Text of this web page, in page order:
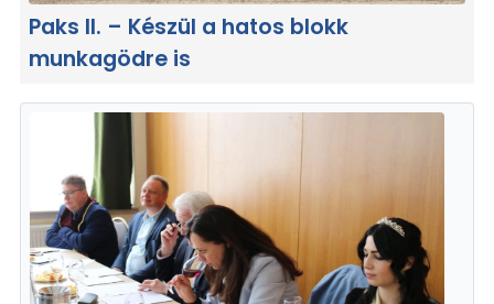
Paks II. – Készül a hatos blokk
munkagödre is